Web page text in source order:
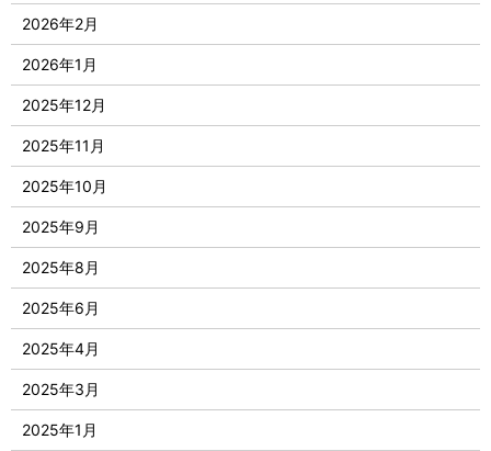
2026年2月
2026年1月
2025年12月
2025年11月
2025年10月
2025年9月
2025年8月
2025年6月
2025年4月
2025年3月
2025年1月